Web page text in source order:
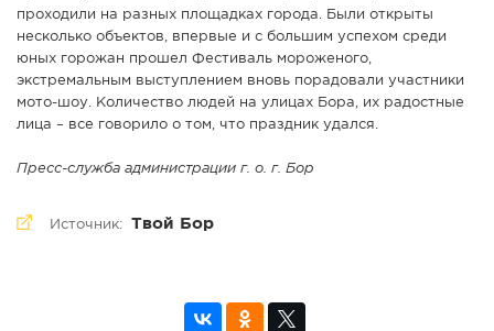
проходили на разных площадках города. Были открыты
несколько объектов, впервые и с большим успехом среди
юных горожан прошел Фестиваль мороженого,
экстремальным выступлением вновь порадовали участники
мото-шоу. Количество людей на улицах Бора, их радостные
лица – все говорило о том, что праздник удался.
Пресс-служба администрации г. о. г. Бор
Источник: Твой Бор